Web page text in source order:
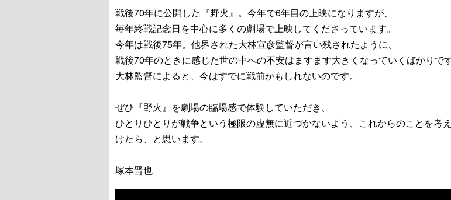
戦後70年に公開した『野火』。今年で6年目の上映になりますが、
毎年終戦記念日を中心に多くの劇場で上映してくださっています。
今年は戦後75年。他界された大林宣彦監督が言い残されたように、
戦後70年のときに感じた世の中への不安はますます大きくなっていくばかりです
大林監督によると、今はすでに戦前かもしれないのです。
ぜひ『野火』を劇場の臨場感で体験していただき、
ひとりひとりが戦争という極限の虚無に近づかないよう、これからのことを考
けたら、と思います。
塚本晋也